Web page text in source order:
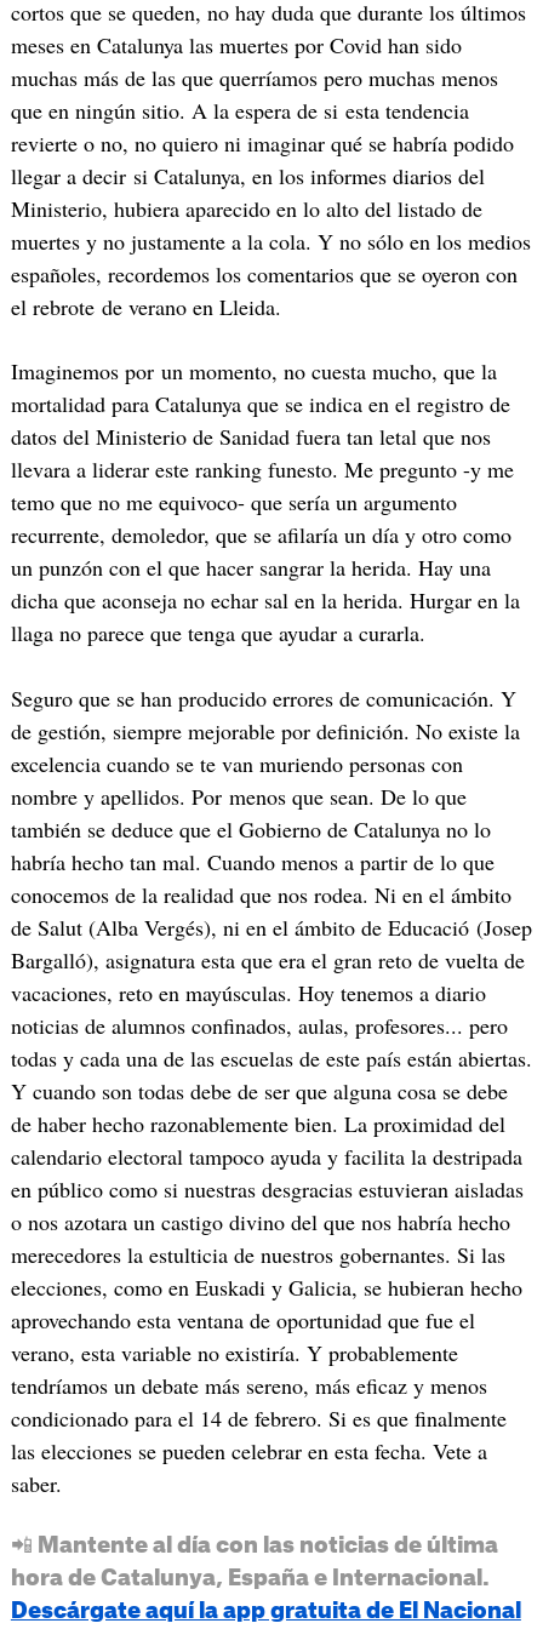
cortos que se queden, no hay duda que durante los últimos
meses en Catalunya las muertes por Covid han sido
muchas más de las que querríamos pero muchas menos
que en ningún sitio. A la espera de si esta tendencia
revierte o no, no quiero ni imaginar qué se habría podido
llegar a decir si Catalunya, en los informes diarios del
Ministerio, hubiera aparecido en lo alto del listado de
muertes y no justamente a la cola. Y no sólo en los medios
españoles, recordemos los comentarios que se oyeron con
el rebrote de verano en Lleida.
Imaginemos por un momento, no cuesta mucho, que la
mortalidad para Catalunya que se indica en el registro de
datos del Ministerio de Sanidad fuera tan letal que nos
llevara a liderar este ranking funesto. Me pregunto -y me
temo que no me equivoco- que sería un argumento
recurrente, demoledor, que se afilaría un día y otro como
un punzón con el que hacer sangrar la herida. Hay una
dicha que aconseja no echar sal en la herida. Hurgar en la
llaga no parece que tenga que ayudar a curarla.
Seguro que se han producido errores de comunicación. Y
de gestión, siempre mejorable por definición. No existe la
excelencia cuando se te van muriendo personas con
nombre y apellidos. Por menos que sean. De lo que
también se deduce que el Gobierno de Catalunya no lo
habría hecho tan mal. Cuando menos a partir de lo que
conocemos de la realidad que nos rodea. Ni en el ámbito
de Salut (Alba Vergés), ni en el ámbito de Educació (Josep
Bargalló), asignatura esta que era el gran reto de vuelta de
vacaciones, reto en mayúsculas. Hoy tenemos a diario
noticias de alumnos confinados, aulas, profesores... pero
todas y cada una de las escuelas de este país están abiertas.
Y cuando son todas debe de ser que alguna cosa se debe
de haber hecho razonablemente bien. La proximidad del
calendario electoral tampoco ayuda y facilita la destripada
en público como si nuestras desgracias estuvieran aisladas
o nos azotara un castigo divino del que nos habría hecho
merecedores la estulticia de nuestros gobernantes. Si las
elecciones, como en Euskadi y Galicia, se hubieran hecho
aprovechando esta ventana de oportunidad que fue el
verano, esta variable no existiría. Y probablemente
tendríamos un debate más sereno, más eficaz y menos
condicionado para el 14 de febrero. Si es que finalmente
las elecciones se pueden celebrar en esta fecha. Vete a
saber.
📲 Mantente al día con las noticias de última
hora de Catalunya, España e Internacional.
Descárgate aquí la app gratuita de El Nacional